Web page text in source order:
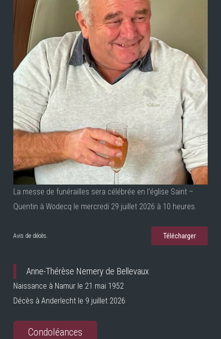
La messe de funérailles sera célébrée en l’église Saint –
Quentin à Wodecq le mercredi 29 juillet 2026 à 10 heures.
Avis de décès. Télécharger
Anne-Thérèse Nemery de Bellevaux
Naissance à Namur le 21 mai 1952
Décès à Anderlecht le 9 juillet 2026
Condoléances